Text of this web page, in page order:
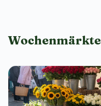
Wochenmärkte